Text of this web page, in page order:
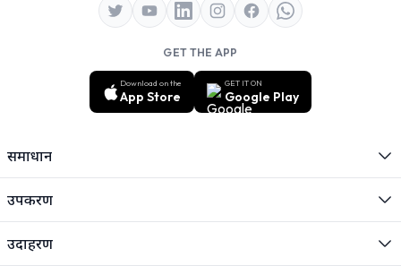
GET THE APP
Download on the
App Store
GET IT ON
Google Play
समाधान
उपकरण
उदाहरण